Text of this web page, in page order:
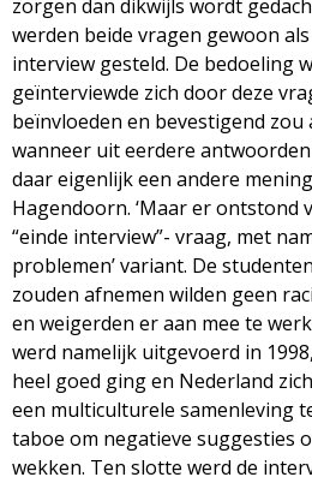
zorgen dan dikwijls wordt
werden beide vragen gewoon
interview gesteld. De bedoeling
geïnterviewde zich door deze
beïnvloeden en bevestigend
wanneer uit eerdere
daar eigenlijk een andere
Hagendoorn. ‘Maar er ontstond
“einde interview”- vraag, met
problemen’ variant. De
zouden afnemen wilden geen
en weigerden er aan mee te
werd namelijk uitgevoerd in
heel goed ging en Nederland
een multiculturele samenleving
taboe om negatieve suggesties
wekken. Ten slotte werd de